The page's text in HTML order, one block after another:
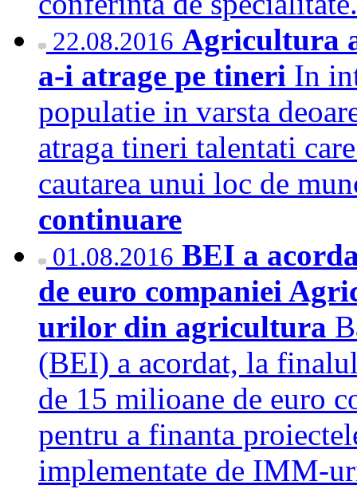
22.08.2016 Agricultura
a-i atrage pe tineri In
populatie in varsta
atraga tineri talentati
cautarea unui loc de
continuare
01.08.2016 BEI a
de euro companiei
urilor din agricultura
(BEI) a acordat, la
de 15 milioane de euro
pentru a finanta
implementate de IMM-